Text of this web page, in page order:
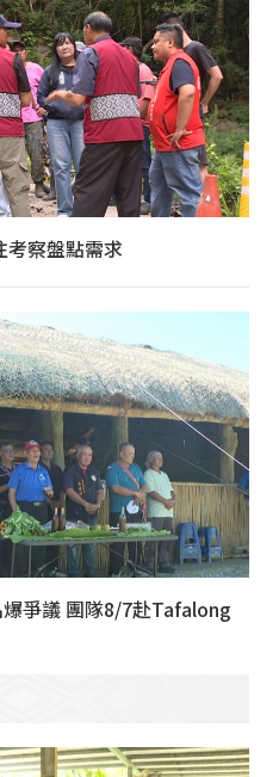
考察盤點需求
爆爭議 團隊8/7赴Tafalong